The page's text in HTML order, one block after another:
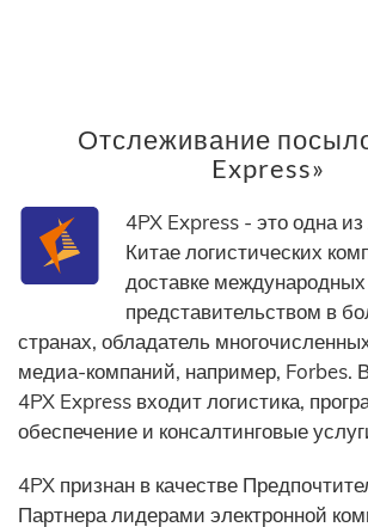
Отслеживание
Express»
4PX Express - это одна
Китае логистических
доставке международных
представительством в
странах, обладатель
медиа-компаний, например, Forbes.
4PX Express входит логистика,
обеспечение и консалтинговые
4PX признан в качестве
Партнера лидерами электронной